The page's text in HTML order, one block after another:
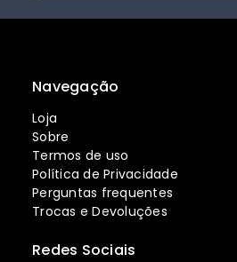
Navegação
Loja
Sobre
Termos de uso
Política de Privacidade
Perguntas frequentes
Trocas e Devoluções
Redes Sociais